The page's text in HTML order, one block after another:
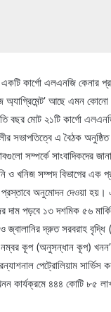
কার্গো এলএনজি কেনার
অ্যাগ্রিমেন্ট’ আছে এমন
মোট ২১টি কার্গো
সভাপতিত্বে এ বৈঠক
সম্পর্কে সাংবাদিকদের
খনিজ সম্পদ বিভাগের এক
অনুমোদন দেওয়া
পড়বে ১৩ দশমিক ৫৬
ও জ্বালানির দ্রুত সরবরাহ
কূপ (অনুসন্ধান কূপ) খনন’
পেট্রোলিয়াম
কার্যক্রমে ৪৪৪ কোটি ৮৫ লাখ